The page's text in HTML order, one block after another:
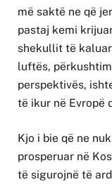
më saktë ne që
pastaj kemi
shekullit të
luftës,
perspektivës,
të ikur në Evropë
Kjo i bie që ne
prosperuar në
të sigurojnë të